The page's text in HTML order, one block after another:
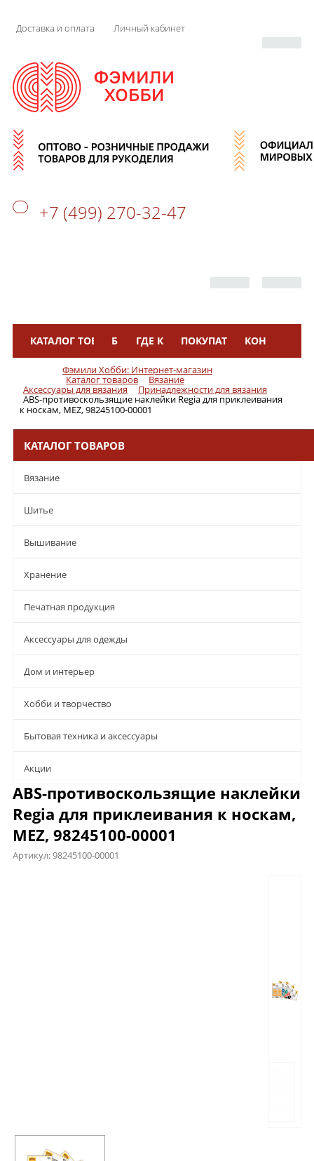
Доставка и оплата Личный кабинет
+7 (499) 270-32-47
КАТАЛОГ ТОВАРОВБРЕНДЫГДЕ КУПИТЬПОКУПАТЕЛЯМКОНТАКТЫ
Фэмили Хобби: Интернет-магазин
Каталог товаров Вязание
Аксессуары для вязания Принадлежности для вязания
ABS-противоскользящие наклейки Regia для приклеивания
к носкам, MEZ, 98245100-00001
КАТАЛОГ ТОВАРОВ
Вязание
Шитье
Вышивание
Хранение
Печатная продукция
Аксессуары для одежды
Дом и интерьер
Хобби и творчество
Бытовая техника и аксессуары
Aкции
ABS-противоскользящие наклейки
Regia для приклеивания к носкам,
MEZ, 98245100-00001
Артикул:98245100-00001